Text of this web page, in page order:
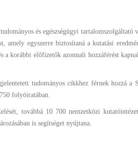
és egészségügyi tartalomszolgáltató
egyszerre biztosítaná a kutatási
a korábbi előfizetők azonnali hozzáférést
tudományos cikkhez férnek hozzá a
folyóiratában.
továbbá 10 700 nemzetközi
is segítséget nyújtana.